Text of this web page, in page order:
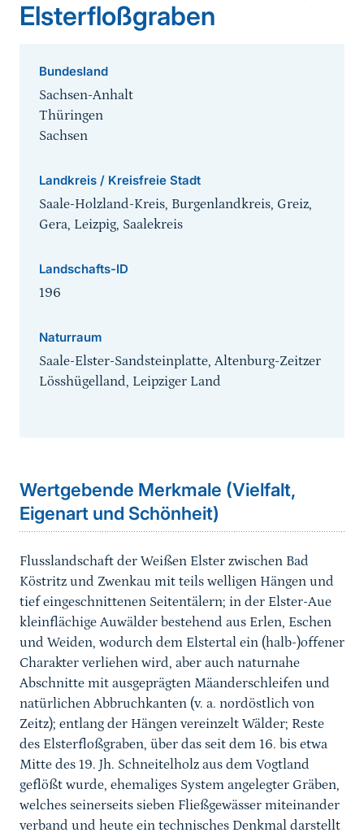
Elsterfloßgraben
Bundesland
Sachsen-Anhalt
Thüringen
Sachsen
Landkreis / Kreisfreie Stadt
Saale-Holzland-Kreis, Burgenlandkreis, Greiz,
Gera, Leizpig, Saalekreis
Landschafts-ID
196
Naturraum
Saale-Elster-Sandsteinplatte, Altenburg-Zeitzer
Lösshügelland, Leipziger Land
Wertgebende Merkmale (Vielfalt,
Eigenart und Schönheit)
Flusslandschaft der Weißen Elster zwischen Bad
Köstritz und Zwenkau mit teils welligen Hängen und
tief eingeschnittenen Seitentälern; in der Elster-Aue
kleinflächige Auwälder bestehend aus Erlen, Eschen
und Weiden, wodurch dem Elstertal ein (halb-)offener
Charakter verliehen wird, aber auch naturnahe
Abschnitte mit ausgeprägten Mäanderschleifen und
natürlichen Abbruchkanten (v. a. nordöstlich von
Zeitz); entlang der Hängen vereinzelt Wälder; Reste
des Elsterfloßgraben, über das seit dem 16. bis etwa
Mitte des 19. Jh. Schneitelholz aus dem Vogtland
geflößt wurde, ehemaliges System angelegter Gräben,
welches seinerseits sieben Fließgewässer miteinander
verband und heute ein technisches Denkmal darstellt